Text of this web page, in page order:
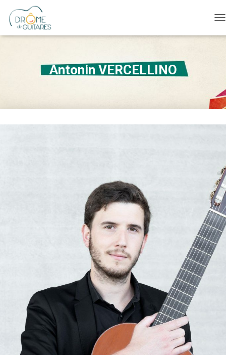
Antonin VERCELLINO